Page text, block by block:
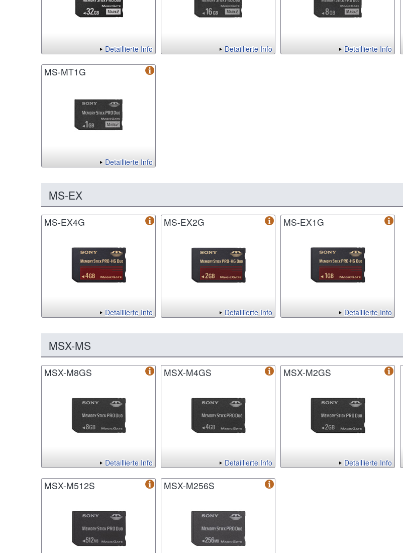
Detaillierte Info Detaillierte Info Detaillierte Info
MS-MT1G
Detaillierte Info
MS-EX
MS-EX4G
Detaillierte Info
MS-EX2G
Detaillierte Info
MS-EX1G
Detaillierte Info
MSX-MS
MSX-M8GS
Detaillierte Info
MSX-M4GS
Detaillierte Info
MSX-M2GS
Detaillierte Info
MSX-M512S MSX-M256S